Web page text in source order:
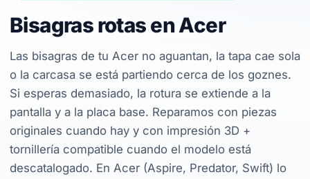
Bisagras rotas en Acer
Las bisagras de tu Acer no aguantan, la tapa cae sola
o la carcasa se está partiendo cerca de los goznes.
Si esperas demasiado, la rotura se extiende a la
pantalla y a la placa base. Reparamos con piezas
originales cuando hay y con impresión 3D +
tornillería compatible cuando el modelo está
descatalogado. En Acer (Aspire, Predator, Swift) lo